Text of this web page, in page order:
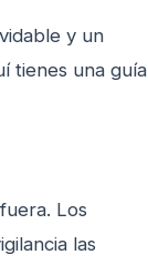
y un
tienes una guía
Los
las